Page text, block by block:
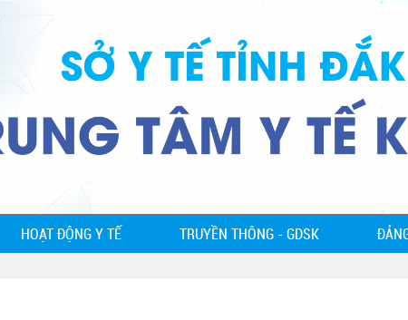
HOẠT ĐỘNG Y TẾ TRUYỀN THÔNG - GDSK